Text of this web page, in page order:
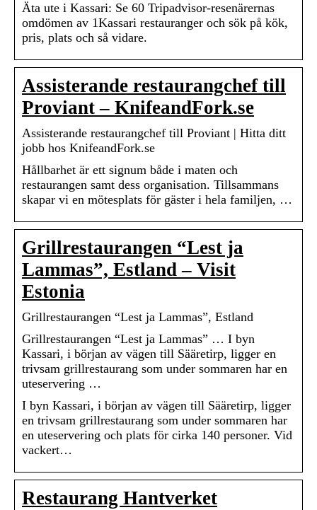
Äta ute i Kassari: Se 60 Tripadvisor-resenärernas
omdömen av 1Kassari restauranger och sök på kök,
pris, plats och så vidare.
Assisterande restaurangchef till
Proviant – KnifeandFork.se
Assisterande restaurangchef till Proviant | Hitta ditt
jobb hos KnifeandFork.se
Hållbarhet är ett signum både i maten och
restaurangen samt dess organisation. Tillsammans
skapar vi en mötesplats för gäster i hela familjen, …
Grillrestaurangen “Lest ja
Lammas”, Estland – Visit
Estonia
Grillrestaurangen “Lest ja Lammas”, Estland
Grillrestaurangen “Lest ja Lammas” … I byn
Kassari, i början av vägen till Sääretirp, ligger en
trivsam grillrestaurang som under sommaren har en
uteservering …
I byn Kassari, i början av vägen till Sääretirp, ligger
en trivsam grillrestaurang som under sommaren har
en uteservering och plats för cirka 140 personer. Vid
vackert…
Restaurang Hantverket